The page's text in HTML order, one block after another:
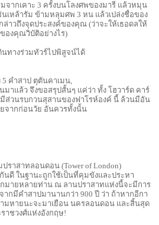
จากเคาะ 3 ครั้งบนโลงศพของมารี แล้วหมุน
เหล้ารัม ข้ามหลุมศพ 3 หน แล้วเปล่งชื่อของ
าวถึงจุดประสงค์ของคุณ (ว่าจะให้เธอดลให้
องคุณวิบัติอย่างไร)
นทางร่วมทัวร์ไปพิสูจน์ได้
5 คําสาป ตุตันคาเมน,
มาแล้ว จึงขอสรุปสั้นๆ แค่ว่า ทั้ง โฮวาร์ด คาร์
มีส่วนรบกวนสุสานของฟาโรห์องค์ นี้ ล้วนมีอัน
จากก่อนวัย อันควรทั้งนั้น
ราสาทลอนดอน (Tower of London)
นดี ในฐานะถูกใช้เป็นที่คุมขังและประหา
มายหลายท่าน ณ ลานปราสาทแห่งนี้จะมีการ
ากมีคําสาปมานานกว่า 900 ปี ว่า ถ้าหากอีกา
มหายนะจะมาเยือน นครลอนดอน และสิ้นสุด
าชวงศ์แห่งอังกฤษ!